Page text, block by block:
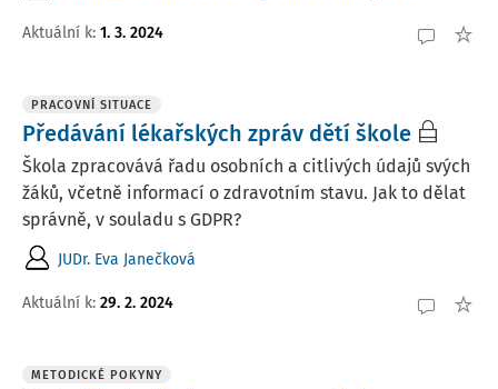
Aktuální k: 1. 3. 2024
PRACOVNÍ SITUACE
Předávání lékařských zpráv dětí škole
Škola zpracovává řadu osobních a citlivých údajů svých
žáků, včetně informací o zdravotním stavu. Jak to dělat
správně, v souladu s GDPR?
JUDr. Eva Janečková
Aktuální k: 29. 2. 2024
METODICKÉ POKYNY